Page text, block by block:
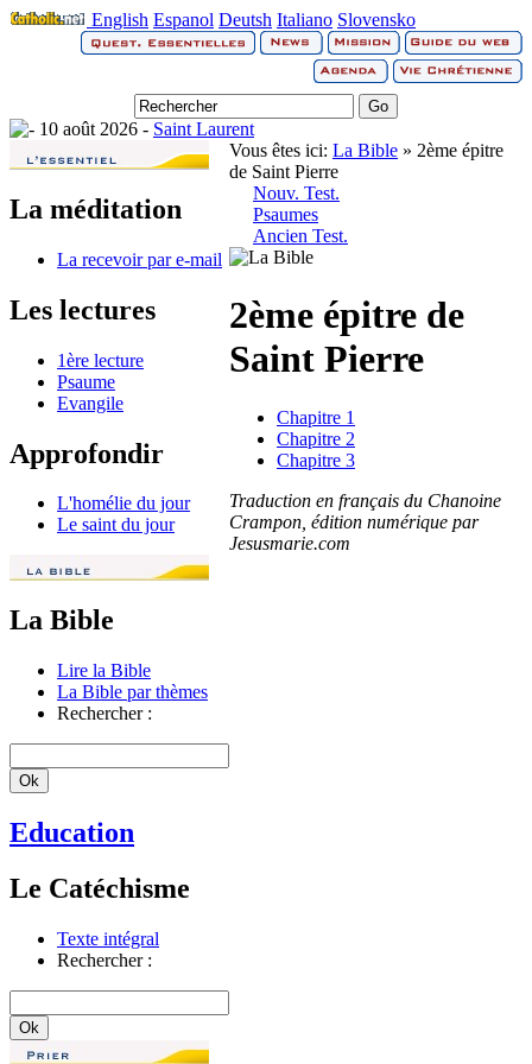
English Espanol Deutsh Italiano Slovensko
10 août 2026 - Saint Laurent
La méditation
La recevoir par e-mail
Les lectures
1ère lecture
Psaume
Evangile
Approfondir
L'homélie du jour
Le saint du jour
La Bible
Lire la Bible
La Bible par thèmes
Rechercher :
Education
Le Catéchisme
Texte intégral
Rechercher :
Vous êtes ici: La Bible » 2ème épitre
de Saint Pierre
Nouv. Test.
Psaumes
Ancien Test.
2ème épitre de
Saint Pierre
Chapitre 1
Chapitre 2
Chapitre 3
Traduction en français du Chanoine
Crampon, édition numérique par
Jesusmarie.com